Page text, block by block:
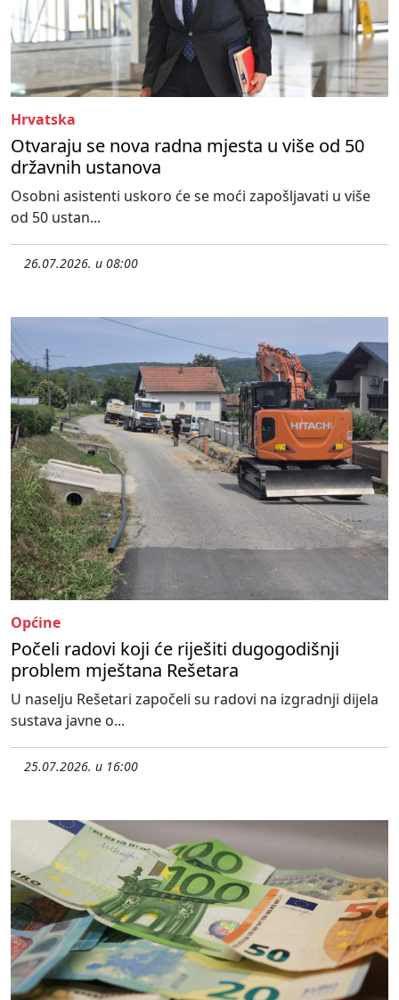
Hrvatska
Otvaraju se nova radna mjesta u više od 50
državnih ustanova
Osobni asistenti uskoro će se moći zapošljavati u više
od 50 ustan...
26.07.2026. u 08:00
Općine
Počeli radovi koji će riješiti dugogodišnji
problem mještana Rešetara
U naselju Rešetari započeli su radovi na izgradnji dijela
sustava javne o...
25.07.2026. u 16:00